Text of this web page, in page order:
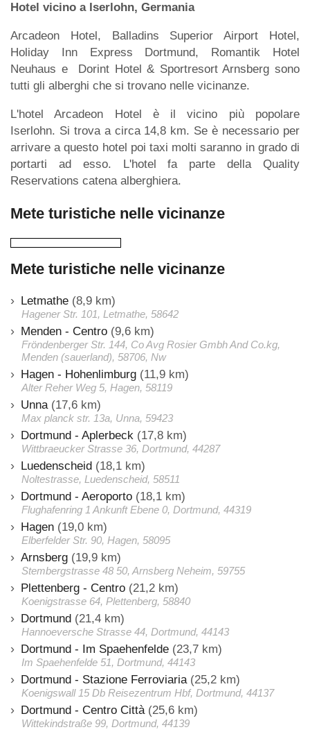
Hotel vicino a Iserlohn, Germania
Arcadeon Hotel, Balladins Superior Airport Hotel,
Holiday Inn Express Dortmund, Romantik Hotel
Neuhaus e Dorint Hotel & Sportresort Arnsberg sono
tutti gli alberghi che si trovano nelle vicinanze.
L'hotel Arcadeon Hotel è il vicino più popolare
Iserlohn. Si trova a circa 14,8 km. Se è necessario per
arrivare a questo hotel poi taxi molti saranno in grado di
portarti ad esso. L'hotel fa parte della Quality
Reservations catena alberghiera.
Mete turistiche nelle vicinanze
Mete turistiche nelle vicinanze
Letmathe (8,9 km)
Hagener Str. 101, Letmathe, 58642
Menden - Centro (9,6 km)
Fröndenberger Str. 144, Co Avg Rosier Gmbh And Co.kg,
Menden (sauerland), 58706, Nw
Hagen - Hohenlimburg (11,9 km)
Alter Reher Weg 5, Hagen, 58119
Unna (17,6 km)
Max planck str. 13a, Unna, 59423
Dortmund - Aplerbeck (17,8 km)
Wittbraeucker Strasse 36, Dortmund, 44287
Luedenscheid (18,1 km)
Noltestrasse, Luedenscheid, 58511
Dortmund - Aeroporto (18,1 km)
Flughafenring 1 Ankunft Ebene 0, Dortmund, 44319
Hagen (19,0 km)
Elberfelder Str. 90, Hagen, 58095
Arnsberg (19,9 km)
Stembergstrasse 48 50, Arnsberg Neheim, 59755
Plettenberg - Centro (21,2 km)
Koenigstrasse 64, Plettenberg, 58840
Dortmund (21,4 km)
Hannoeversche Strasse 44, Dortmund, 44143
Dortmund - Im Spaehenfelde (23,7 km)
Im Spaehenfelde 51, Dortmund, 44143
Dortmund - Stazione Ferroviaria (25,2 km)
Koenigswall 15 Db Reisezentrum Hbf, Dortmund, 44137
Dortmund - Centro Città (25,6 km)
Wittekindstraße 99, Dortmund, 44139